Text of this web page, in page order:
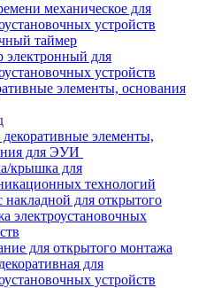
механическое для
устройств
таймер
электронный для
устройств
элементы, основания
элементы,
для ЭУИ
крышка для
технологий
накладной для открытого
электроустановочных
для открытого монтажа
для
устройств